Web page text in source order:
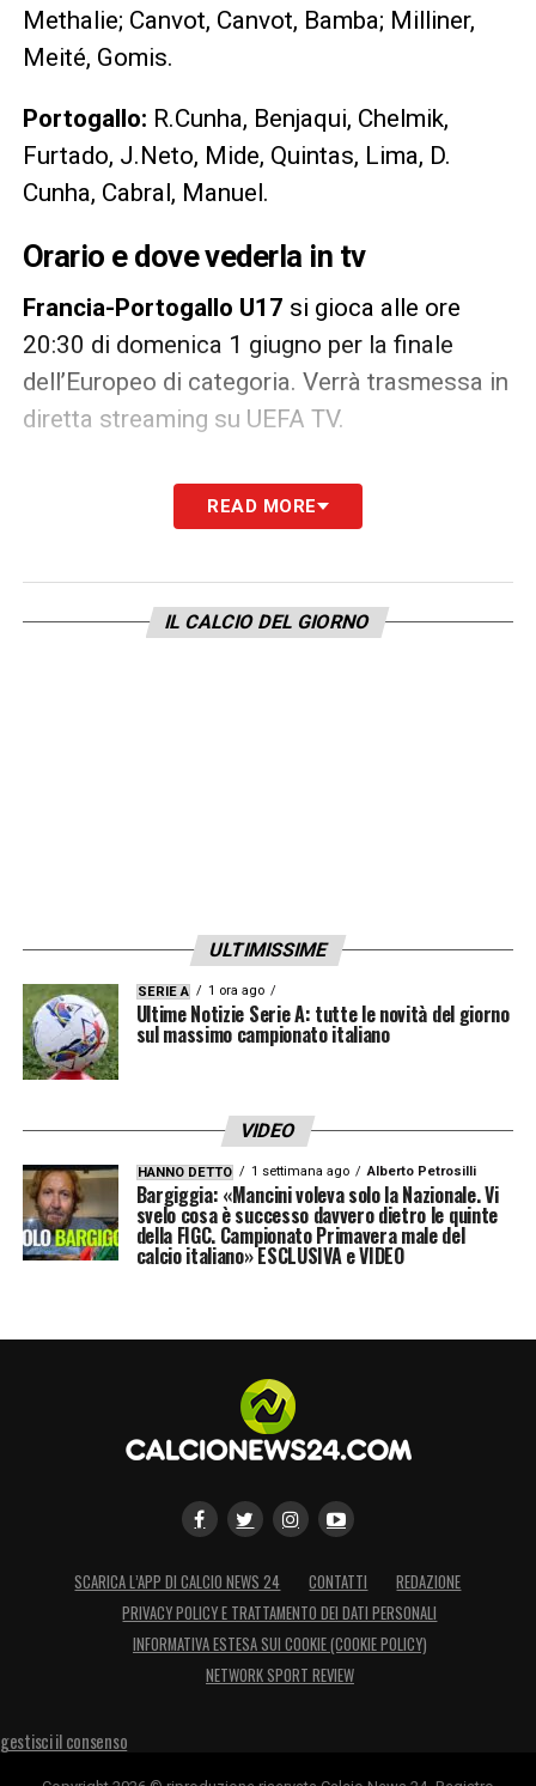
Methalie; Canvot, Canvot, Bamba; Milliner,
Meité, Gomis.
Portogallo: R.Cunha, Benjaqui, Chelmik,
Furtado, J.Neto, Mide, Quintas, Lima, D.
Cunha, Cabral, Manuel.
Orario e dove vederla in tv
Francia-Portogallo U17 si gioca alle ore
20:30 di domenica 1 giugno per la finale
dell’Europeo di categoria. Verrà trasmessa in
diretta streaming su UEFA TV.
LA PLAYLIST DELLE NOSTRE TOP NEWS
READ MORE
IL CALCIO DEL GIORNO
ULTIMISSIME
SERIE A 1 ora ago
Ultime Notizie Serie A: tutte le novità del giorno
sul massimo campionato italiano
VIDEO
HANNO DETTO 1 settimana ago Alberto Petrosilli
Bargiggia: «Mancini voleva solo la Nazionale. Vi
svelo cosa è successo davvero dietro le quinte
della FIGC. Campionato Primavera male del
calcio italiano» ESCLUSIVA e VIDEO
SCARICA L’APP DI CALCIO NEWS 24 CONTATTI
REDAZIONE
PRIVACY POLICY E TRATTAMENTO DEI DATI PERSONALI
INFORMATIVA ESTESA SUI COOKIE (COOKIE POLICY)
NETWORK SPORT REVIEW
gestisci il consenso